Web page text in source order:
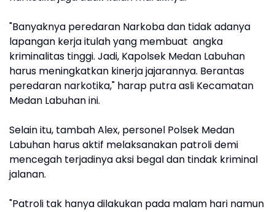
"Banyaknya peredaran Narkoba dan tidak adanya
lapangan kerja itulah yang membuat angka
kriminalitas tinggi. Jadi, Kapolsek Medan Labuhan
harus meningkatkan kinerja jajarannya. Berantas
peredaran narkotika," harap putra asli Kecamatan
Medan Labuhan ini.
Selain itu, tambah Alex, personel Polsek Medan
Labuhan harus aktif melaksanakan patroli demi
mencegah terjadinya aksi begal dan tindak kriminal
jalanan.
"Patroli tak hanya dilakukan pada malam hari namun